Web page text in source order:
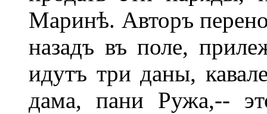
Маринѣ. Авторъ
назадъ въ поле,
идутъ три даны,
дама, пани Ружа,--